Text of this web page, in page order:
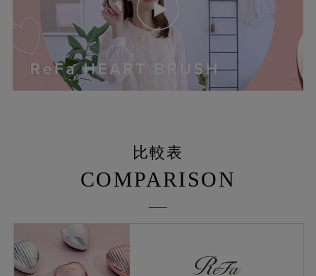
比較表
COMPARISON